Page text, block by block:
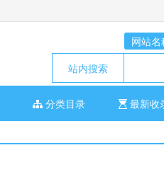
网站名
站内搜索
分类目录 最新收